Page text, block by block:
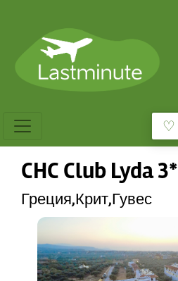
CHC Club Lyda 3*
Греция,Крит,Гувес